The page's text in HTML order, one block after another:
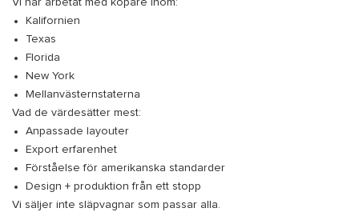
Vi har arbetat med köpare inom:
Kalifornien
Texas
Florida
New York
Mellanvästernstaterna
Vad de värdesätter mest:
Anpassade layouter
Export erfarenhet
Förståelse för amerikanska standarder
Design + produktion från ett stopp
Vi säljer inte släpvagnar som passar alla.